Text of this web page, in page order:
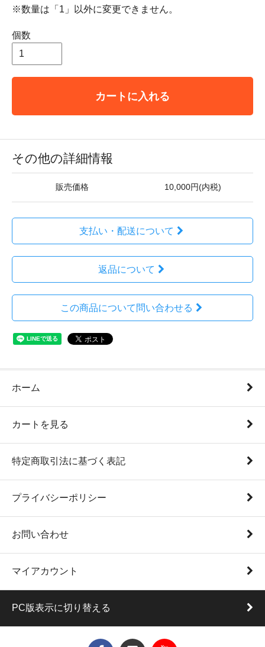
※数量は「1」以外に変更できません。
個数
カートに入れる
その他の詳細情報
販売価格 10,000円(内税)
支払い・配送について
返品について
この商品について問い合わせる
ホーム
カートを見る
特定商取引法に基づく表記
プライバシーポリシー
お問い合わせ
マイアカウント
PC版表示に切り替える